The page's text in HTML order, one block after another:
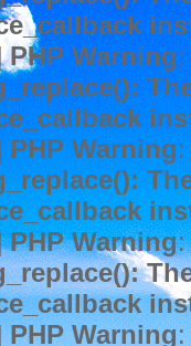
Warning
Warning
Warning:
Warning